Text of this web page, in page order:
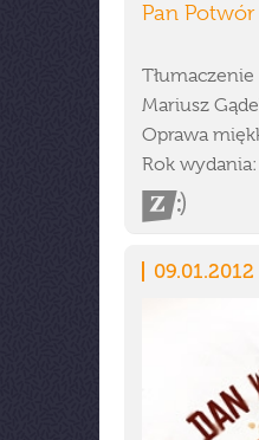
Pan Potwór
Tłumaczenie
Mariusz
Oprawa
Rok
09.01.2012